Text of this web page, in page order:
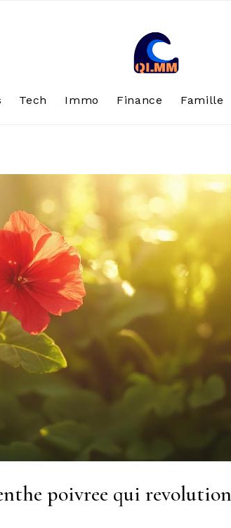
Tech Immo Finance Famille
poivree qui